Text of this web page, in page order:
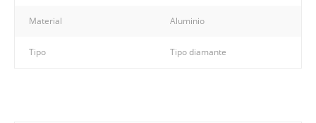
Material Aluminio
Tipo Tipo diamante